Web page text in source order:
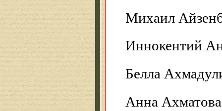
Михаил
Иннокентий
Белла
Анна